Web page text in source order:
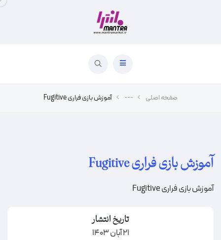
صفحه اصلی --- آموزش بازی فراری Fugitive
آموزش بازی فراری Fugitive
آموزش بازی فراری Fugitive
تاریخ انتشار
21 آبان 1403